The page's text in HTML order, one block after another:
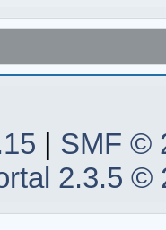
| SMF ©
2.3.5 ©